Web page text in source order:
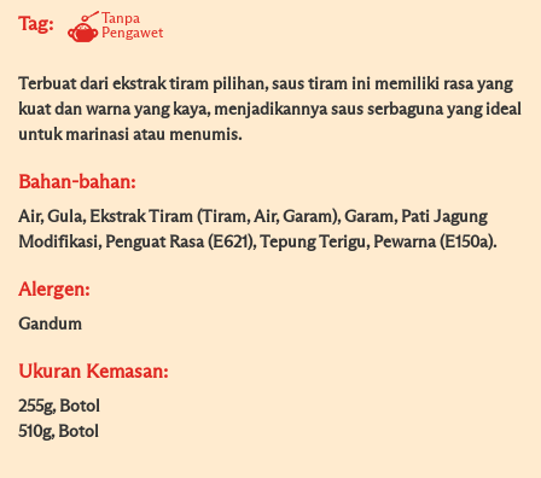
Tag:
Tanpa
Pengawet
Terbuat dari ekstrak tiram pilihan, saus tiram ini memiliki rasa yang
kuat dan warna yang kaya, menjadikannya saus serbaguna yang ideal
untuk marinasi atau menumis.
Bahan-bahan:
Air, Gula, Ekstrak Tiram (Tiram, Air, Garam), Garam, Pati Jagung
Modifikasi, Penguat Rasa (E621), Tepung Terigu, Pewarna (E150a).
Alergen:
Gandum
Ukuran Kemasan:
255g, Botol
510g, Botol